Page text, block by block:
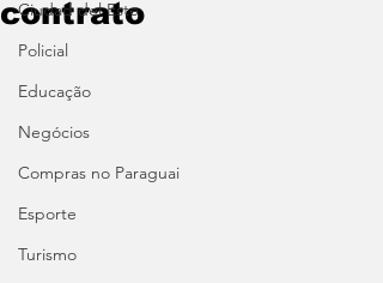
Ciudad del Este
Policial
Educação
Negócios
Compras no Paraguai
Esporte
Turismo
contrato